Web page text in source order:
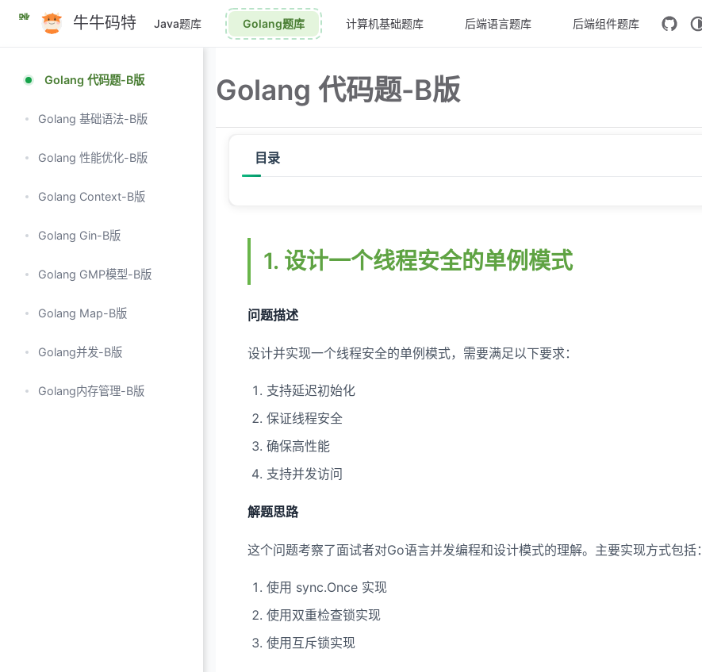
跳
內
牛牛码特 Java题库 Golang题库 计算机基础题库 后端语言题库 后端组件题库
Golang 代码题-B版
Golang 基础语法-B版
Golang 性能优化-B版
Golang Context-B版
Golang Gin-B版
Golang GMP模型-B版
Golang Map-B版
Golang并发-B版
Golang内存管理-B版
Golang 代码题-B版
目录
2. 设计一个生产者-消费者模型
3. 设计一个简单的内存缓存
6. 设计一个简单的任务调度器
7. 使用三个协程顺序打印 aa bb cc
8. 设计两个协程交替输出字母和数字
9. 设计N个协程顺序打印数字
10. 分析切片底层原理
11. 分析GMP模型原理
12. 设计协程计算数组奇偶数和
1. 设计一个线程安全的单例模式
问题描述
设计并实现一个线程安全的单例模式，需要满足以下要求：
支持延迟初始化
保证线程安全
确保高性能
支持并发访问
解题思路
这个问题考察了面试者对Go语言并发编程和设计模式的理解。主要实现方式包括：
使用 sync.Once 实现
使用双重检查锁实现
使用互斥锁实现